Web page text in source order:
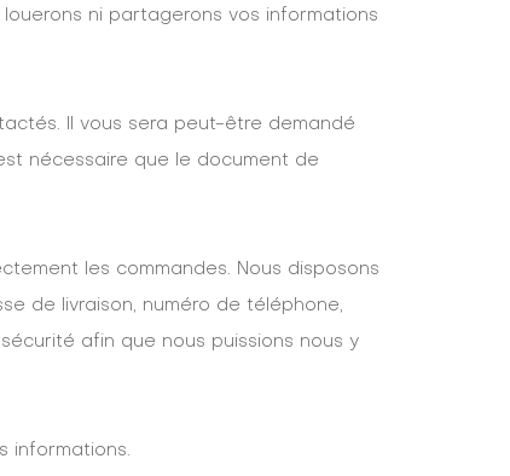
ni partagerons vos informations
Il vous sera peut-être demandé
nécessaire que le document de
les commandes. Nous disposons
de livraison, numéro de téléphone,
afin que nous puissions nous y
informations.